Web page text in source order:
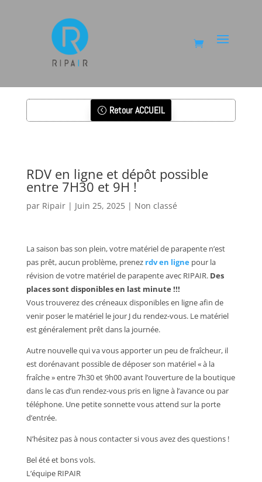
Retour ACCUEIL
RDV en ligne et dépôt possible
entre 7H30 et 9H !
par Ripair| Juin 25, 2025| Non classé
La saison bas son plein, votre matériel de parapente n’est
pas prêt, aucun problème, prenez rdv en lignepour la
révision de votre matériel de parapente avec RIPAIR. Des
places sont disponibles en last minute !!!
Vous trouverez des créneaux disponibles en ligne afin de
venir poser le matériel le jour J du rendez-vous. Le matériel
est généralement prêt dans la journée.
Autre nouvelle qui va vous apporter un peu de fraîcheur, il
est dorénavant possible de déposer son matériel « à la
fraîche » entre 7h30 et 9h00 avant l’ouverture de la boutique
dans le cas d’un rendez-vous pris en ligne à l’avance ou par
téléphone. Une petite sonnette vous attend sur la porte
d’entrée.
N’hésitez pas à nous contacter si vous avez des questions !
Bel été et bons vols.
L’équipe RIPAIR